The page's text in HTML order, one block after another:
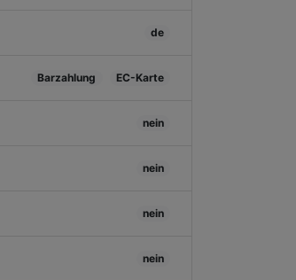
de
Barzahlung EC-Karte
nein
nein
nein
nein